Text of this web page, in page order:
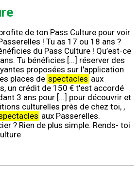
de ton Pass Culture pour voir
! Tu as 17 ou 18 ans ?
du Pass Culture ! Qu’est-ce
Tu bénéficies [...] réserver des
proposées sur l'application
places de spectacles aux
un crédit de 150 € t'est accordé
3 ans pour [...] pour découvrir et
culturelles près de chez toi, ,
aux Passerelles.
? Rien de plus simple. Rends- toi